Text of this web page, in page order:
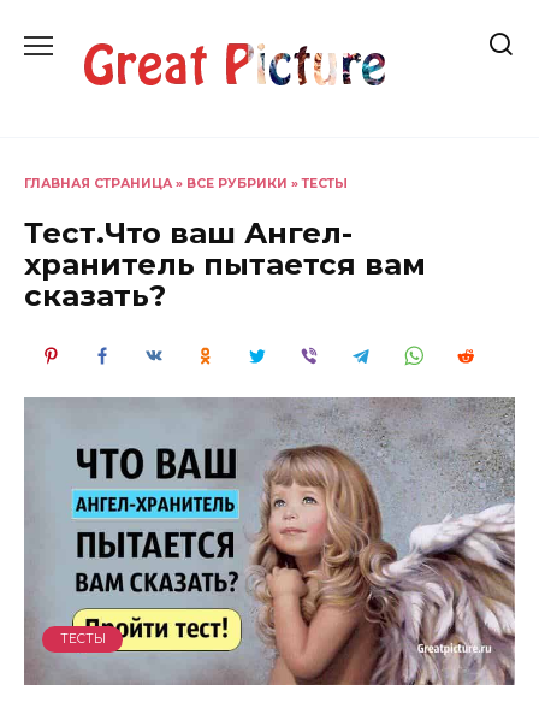
содержанию
ГЛАВНАЯ СТРАНИЦА » ВСЕ РУБРИКИ »ТЕСТЫ
Тест.Что ваш Ангел-
хранитель пытается вам
сказать?
ТЕСТЫ